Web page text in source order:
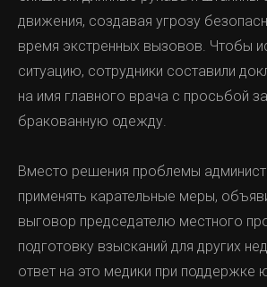
движения, создавая угрозу
время экстренных вызовов. Чтобы
ситуацию, сотрудники составили
на имя главного врача с просьбой
бракованную одежду.
Вместо решения проблемы
применять карательные меры,
выговор председателю местного
подготовку взысканий для других
ответ на это медики при поддержке